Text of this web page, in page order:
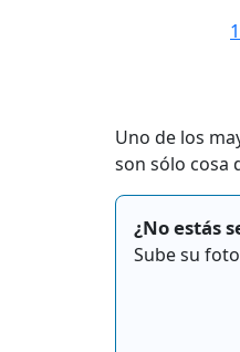
Uno de los
son sólo cosa
¿No estás
Sube su